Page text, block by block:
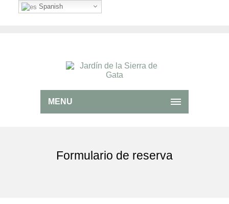
MENU
Formulario de reserva
Spanish